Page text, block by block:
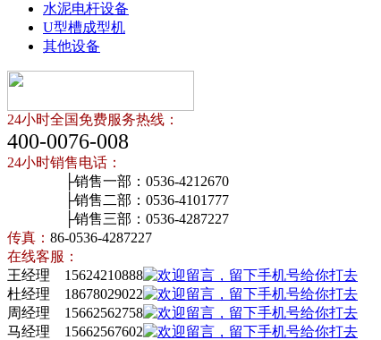
水泥电杆设备
U型槽成型机
其他设备
24小时全国免费服务热线：
400-0076-008
24小时销售电话：
├销售一部：0536-4212670
├销售二部：0536-4101777
├销售三部：0536-4287227
传真： 86-0536-4287227
在线客服：
王经理 15624210888
杜经理 18678029022
周经理 15662562758
马经理 15662567602